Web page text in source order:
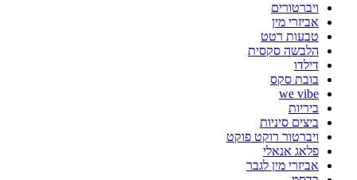
ויברטורים
אביזרי מין
טבעות רטט
הלבשה סקסית
דילדו
בובת סקס
we vibe
ביריות
ביצים סיניות
ויברטור רוקט פוקט
פלאג אנאלי
אביזרי מין לגבר